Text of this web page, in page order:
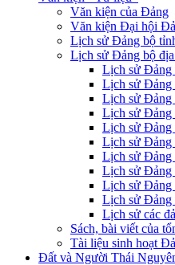
Văn kiện của Đảng
Văn kiện Đại hội
Lịch sử Đảng bộ
Lịch sử Đảng bộ
Lịch sử Đảng
Lịch sử Đảng
Lịch sử Đảng
Lịch sử
Lịch sử Đảng
Lịch sử Đảng
Lịch sử Đảng
Lịch sử Đảng
Lịch sử Đảng
Lịch sử Đảng
Lịch sử các
Sách, bài viết của
Tài liệu sinh hoạt
Đất và Người Thái